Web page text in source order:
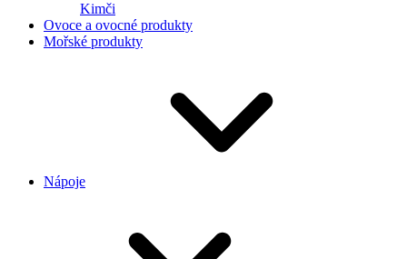
Kimči
Ovoce a ovocné produkty
Mořské produkty
Nápoje